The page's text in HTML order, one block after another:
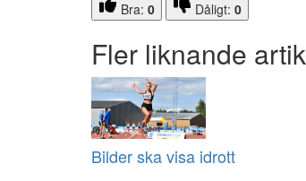
Bra: 0 Dåligt: 0
Fler liknande
Bilder ska visa idrott